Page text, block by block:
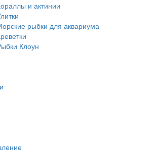
и актинии
рыбки для аквариума
Клоун